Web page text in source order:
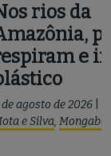
rios da
e
de agosto de 2026
e Silva,